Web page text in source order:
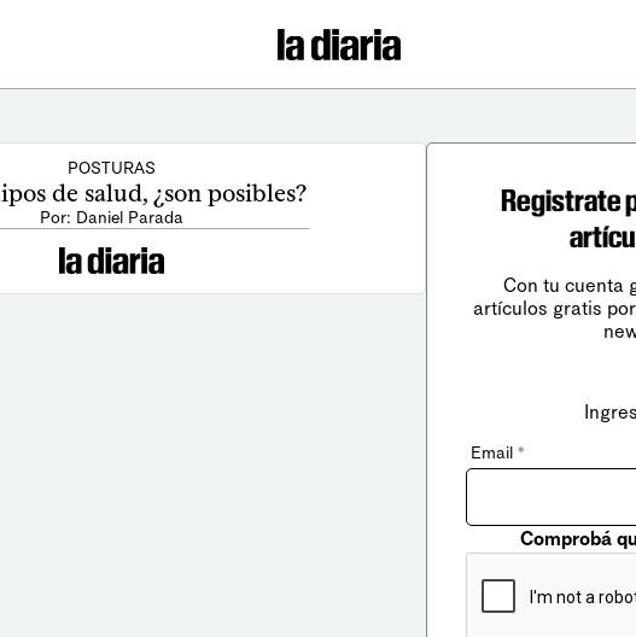
POSTURAS
de salud, ¿son posibles?
Por: Daniel Parada
Registrate
Con tu cuenta
artículos gratis
Email *
Comprobá